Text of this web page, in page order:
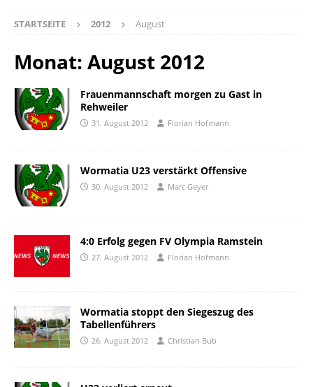
STARTSEITE 2012 August
Monat: August 2012
Frauenmannschaft morgen zu Gast in
Rehweiler
31. August 2012 Florian Hofmann
Wormatia U23 verstärkt Offensive
30. August 2012 Marc Geyer
4:0 Erfolg gegen FV Olympia Ramstein
27. August 2012 Florian Hofmann
Wormatia stoppt den Siegeszug des
Tabellenführers
26. August 2012 Christian Bub